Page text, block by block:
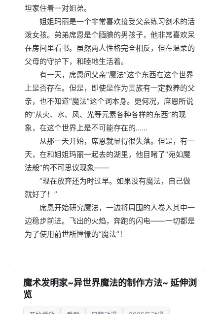
坦家住着一对姐弟。
姐姐玛丽是一个非常喜欢接受父亲练习剑术的活
泼女孩。弟弟席恩是个腼腆的男孩子，他非常喜欢呆
在房间里看书。虽然两人性格完全相反，但在温柔的
父母的守护下，和睦地生活着。
有一天，席恩问父亲“魔法”这个东西在这个世界
上是否存在。但是，即使是作为贵族有一定教养的父
亲，也不知道“魔法”这个词本身。更何况，席恩所说
的“从火、水、风、光等元素各种各样的东西”的现
象，在这个世界上是不可能存在的……
从那一天开始，席恩就显得很失落。但是，有一
天，在和姐姐玛丽一起去的湖里，他目睹了“宛如魔
法般”的不可思议现象——
“现在放弃还为时过早。如果没有魔法，自己做
就好了！”
席恩开始研究魔法，一边将周围的人卷入其中一
边稳步前进。飞出的火焰，奔跑的闪电——一切都是
为了使用前世所憧憬的“魔法”！
魔术发明家~异世界魔法的制作方法~ 延伸浏
览